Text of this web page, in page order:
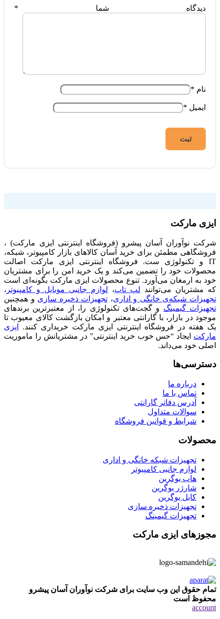
دیدگاه شما *
نام *
ایمیل *
ایزی مارکت
شرکت نوآوران آسان پیشرو (فروشگاه اینترنتی ایزی مارکت) ،
فروشگاهی مطمئن برای خرید آسان کالاهای بازار کامپیوتر، شبکه،
IT و تکنولوژی ست. فروشگاه اینترنتی ایزی مارکت اصالت
محصولات خود را تضمین می‌کند و یک خرید امن را برای مشتریان
خود به ارمغان می‌آورد. تنوع محصولات ایزی مارکت بگونه‌ای است
که مشتریان می‌توانند لپ تاپ، لوازم جانبی موبایل و کامپیوتر ،
تجهیزات شبکه‌ی خانگی و اداری، تجهیزات ذخیره سازی و همچنین
تجهیزات گیمینگ و گجت‌های تکنولوژی را، از معتبرترین برندهای
موجود در بازار، با گارانتی معتبر و امکان بازگشت کالای معیوب تا
یک هفته در فروشگاه اینترنتی ایزی مارکت خریداری کنند.
ایزی
مارکت ایجاد “حس خوب خرید اینترنتی” در مشتریانش را ماموریت
اصلی خود می‌داند.
دسترسی‌ها
درباره ما
تماس با ما
آدرس دفاتر گارانتی
سوالات متداول
شرایط و قوانین فروشگاه
محصولات
تجهیزات شبکه خانگی و اداری
لوازم جانبی کامپیوتر
هاب یوگرین
شارژر یوگرین
کابل یوگرین
تجهیزات ذخیره سازی
تجهیزات گیمینگ
مجوزهای ایزی مارکت
تمام حقوق این وب سایت برای شرکت نوآوران آسان پیشرو
محفوظ است
account